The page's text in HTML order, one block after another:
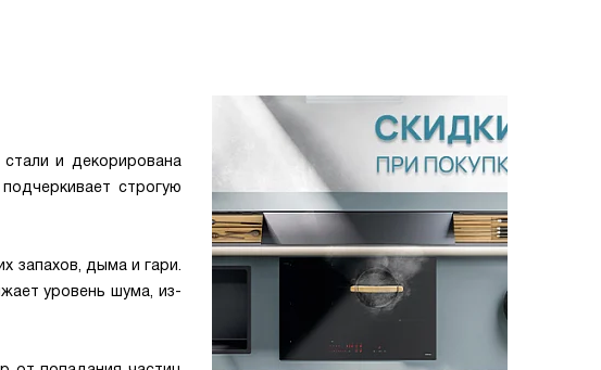
и декорирована
строгую
запахов, дыма и гари.
уровень шума, из-